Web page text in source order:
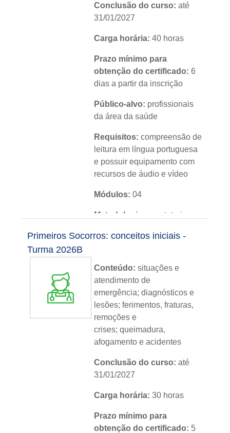
Conclusão do curso: até
31/01/2027
Carga horária: 40 horas
Prazo mínimo para
obtenção do certificado:6
dias a partir da inscrição
Público-alvo: profissionais
da área da saúde
Requisitos:compreensão de
leitura em língua portuguesa
e possuir equipamento com
recursos de áudio e vídeo
Módulos: 04
Metodologia: sem tutoria
Instituição:IFRS
Idioma:português
Primeiros Socorros: conceitos iniciais -
Turma 2026B
Conteúdo:situações e
atendimento de
emergência; diagnósticos e
lesões; ferimentos, fraturas,
remoções e
crises; queimadura,
afogamento e acidentes
Conclusão do curso: até
31/01/2027
Carga horária: 30 horas
Prazo mínimo para
obtenção do certificado: 5